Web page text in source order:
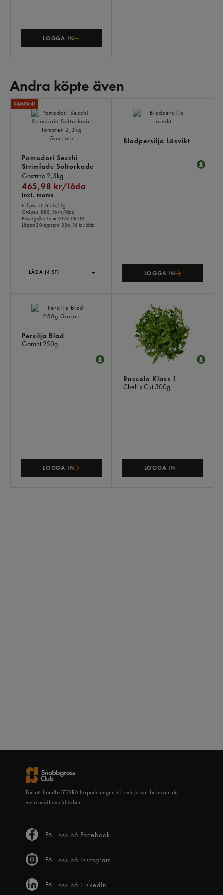
LOGGA IN
Andra köpte även
Pomodori Secchi
Strimlade Soltorkade
Tomater
Gastrino 2,3kg
465,98 kr/låda
Inkl. moms
Jmf.pris 50,65 kr/ kg
Ord.pris 886,16 kr/låda
Priset gäller t.o.m 2026.08.09
Lägsta 30-dgrspris 886,16 kr/låda
LÅDA (4 ST)
Bladpersilja Lösvikt
LOGGA IN
Persilja Blad
Garant 250g
LOGGA IN
Ruccola Klass 1
Chef´s Cut500g
LOGGA IN
För att handla STORA förpackningar till små priser behöver du
vara medlem i klubben.
Följ oss på Facebook
Följ oss på Instagram
Följ oss på LinkedIn